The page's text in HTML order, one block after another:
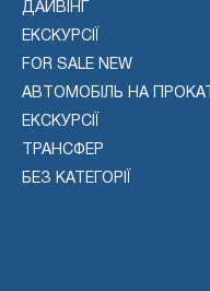
ДАЙВІНГ
ЕКСКУРСІЇ
FOR SALE NEW
АВТОМОБІЛЬ НА ПРОКАТ
ЕКСКУРСІЇ
ТРАНСФЕР
БЕЗ КАТЕГОРІЇ